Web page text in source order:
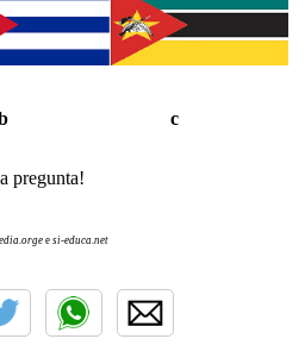
c
pregunta!
e si-educa.net